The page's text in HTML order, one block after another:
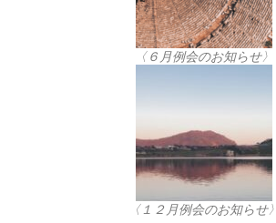
〈６月例会のお知らせ〉
〈１２月例会のお知らせ〉